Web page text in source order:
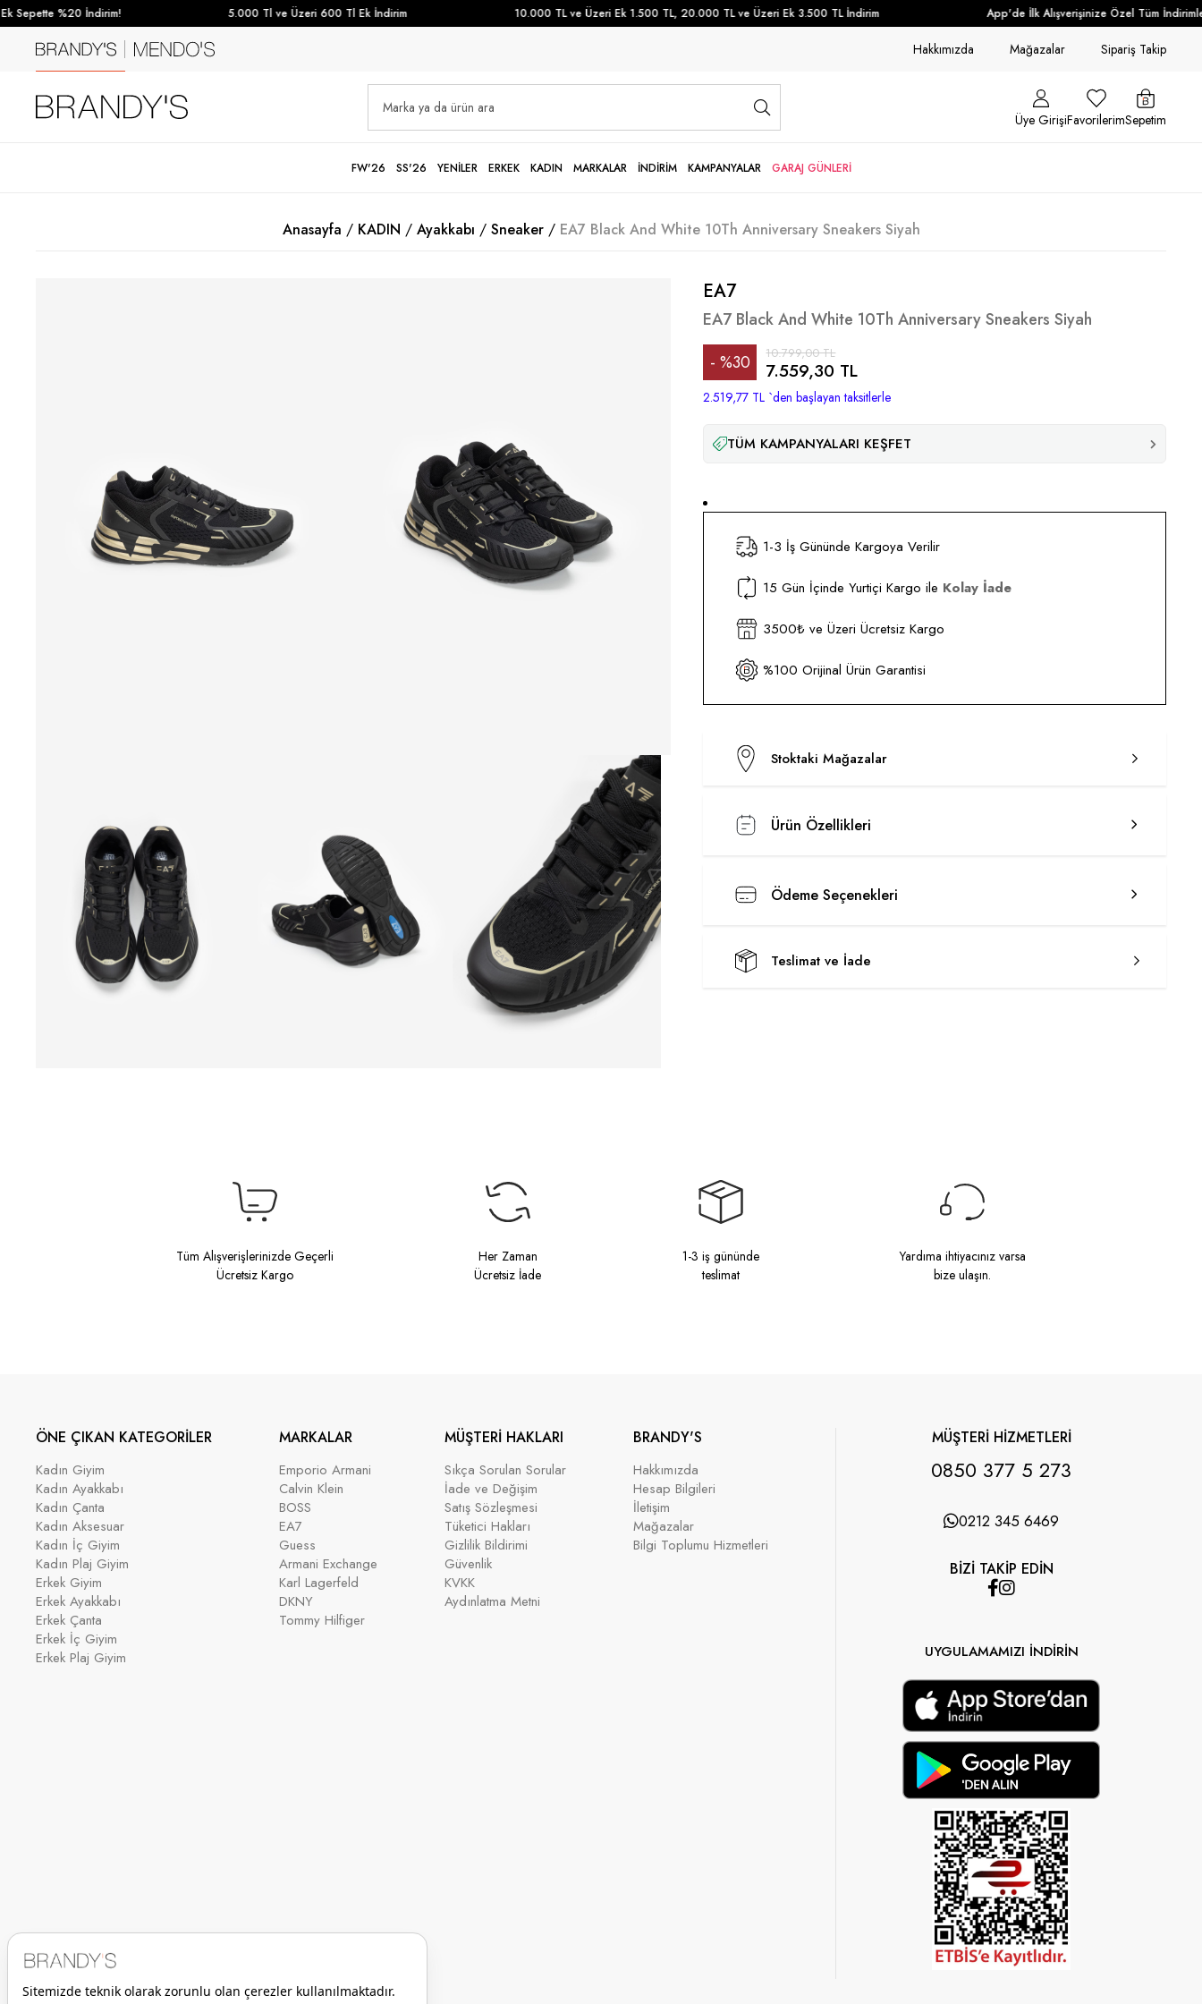
Sepette %20 İndirim! 5.000 Tl ve Üzeri 600 Tl Ek İndirim 10.000 TL ve Üzeri Ek 1.500 TL, 20.000 TL ve Üzeri Ek 3.500 TL İndirim App'de İlk Alışverişinize Özel Tüm
Hakkımızda Mağazalar Sipariş Takip
Üye GirişiFavorilerimSepetim
FW'26 SS'26 YENİLER ERKEK KADIN MARKALAR İNDİRİM KAMPANYALAR GARAJ GÜNLERİ
Anasayfa KADIN Ayakkabı Sneaker EA7 Black And White 10Th Anniversary Sneakers Siyah
EA7
EA7 Black And White 10Th Anniversary Sneakers Siyah
%30
İndirim
10.799,00 TL
7.559,30 TL
2.519,77 TL `den başlayan taksitlerle
TÜM KAMPANYALARI KEŞFET
1-3 İş Gününde Kargoya Verilir
15 Gün İçinde Yurtiçi Kargo ile Kolay İade
3500₺ ve Üzeri Ücretsiz Kargo
%100 Orijinal Ürün Garantisi
Stoktaki Mağazalar
Ürün Özellikleri
Ödeme Seçenekleri
Teslimat ve İade
Tüm Alışverişlerinizde Geçerli
Ücretsiz Kargo
Her Zaman
Ücretsiz İade
1-3 iş gününde
teslimat
Yardıma ihtiyacınız varsa
bize ulaşın.
ÖNE ÇIKAN KATEGORİLER
Kadın Giyim
Kadın Ayakkabı
Kadın Çanta
Kadın Aksesuar
Kadın İç Giyim
Kadın Plaj Giyim
Erkek Giyim
Erkek Ayakkabı
Erkek Çanta
Erkek İç Giyim
Erkek Plaj Giyim
MARKALAR
Emporio Armani
Calvin Klein
BOSS
EA7
Guess
Armani Exchange
Karl Lagerfeld
DKNY
Tommy Hilfiger
MÜŞTERİ HAKLARI
Sıkça Sorulan Sorular
İade ve Değişim
Satış Sözleşmesi
Tüketici Hakları
Gizlilik Bildirimi
Güvenlik
KVKK
Aydınlatma Metni
BRANDY'S
Hakkımızda
Hesap Bilgileri
İletişim
Mağazalar
Bilgi Toplumu Hizmetleri
MÜŞTERİ HİZMETLERİ
0850 377 5 273
0212 345 6469
BİZİ TAKİP EDİN
UYGULAMAMIZI İNDİRİN